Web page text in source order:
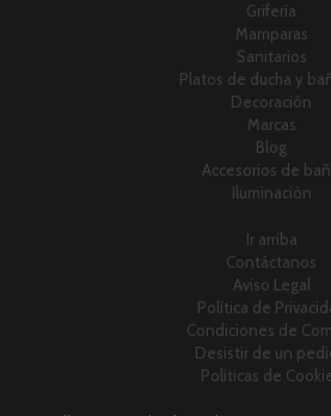
Grifería
Mamparas
Sanitarios
Platos de ducha y
Decoración
Marcas
Blog
Accesorios de
Iluminación
Ir arriba
Contáctanos
Aviso Legal
Política de
Condiciones de
Desistir de un
Políticas de